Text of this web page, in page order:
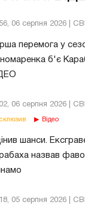
06 серпня 2026 |
перемога у
б'є
06 серпня 2026 |
Відео
шанси.
назвав
05 серпня 2026 |